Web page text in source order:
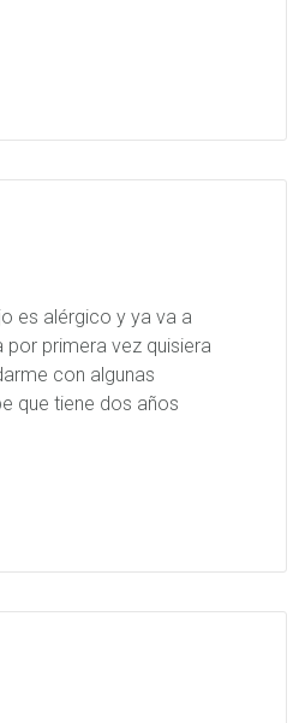
es alérgico y ya va a
por primera vez quisiera
con algunas
que tiene dos años